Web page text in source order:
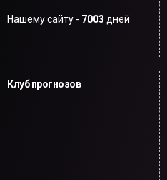
Нашему сайту - 7003 дней
Клуб прогнозов